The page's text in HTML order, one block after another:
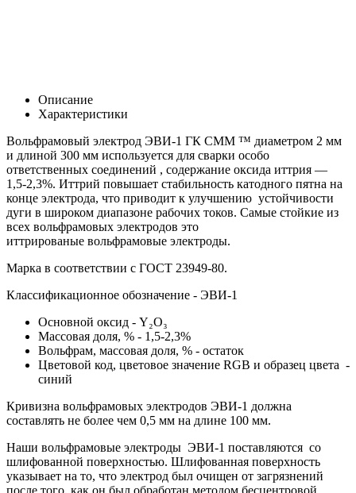
Описание
Характеристики
Вольфрамовый электрод ЭВИ-1 ГК СММ ™ диаметром 2 мм
и длиной 300 мм используется для сварки особо
ответственных соединений , содержание оксида иттрия —
1,5-2,3%. Иттрий повышает стабильность катодного пятна на
конце электрода, что приводит к улучшению устойчивости
дуги в широком диапазоне рабочих токов. Самые стойкие из
всех вольфрамовых электродов это
иттрированые вольфрамовые электроды.
Марка в соответствии с ГОСТ 23949-80.
Классификационное обозначение - ЭВИ-1
Основной оксид - Y₂O₃
Массовая доля, % - 1,5-2,3%
Вольфрам, массовая доля, % - остаток
Цветовой код, цветовое значение RGB и образец цвета -
синий
Кривизна вольфрамовых электродов ЭВИ-1 должна
составлять не более чем 0,5 мм на длине 100 мм.
Наши вольфрамовые электроды ЭВИ-1 поставляются со
шлифованной поверхностью. Шлифованная поверхность
указывает на то, что электрод был очищен от загрязнений
после того, как он был обработан методом бесцентровой